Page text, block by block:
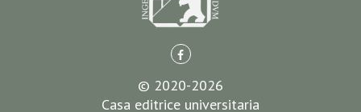
© 2020-2026
Casa editrice universitaria